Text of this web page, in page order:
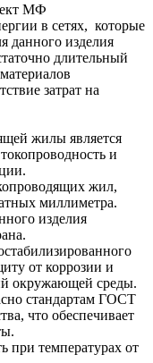
МФ
в сетях, которые
данного изделия
длительный
затрат на
жилы является
и
жил,
миллиметра.
изделия
от коррозии и
окружающей среды.
стандартам ГОСТ
что обеспечивает
при температурах от